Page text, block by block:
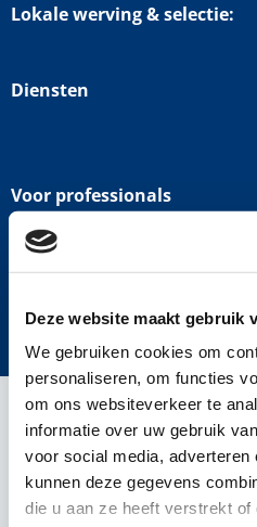
Deze website maakt gebruik
We gebruiken cookies om
personaliseren, om functies
om ons websiteverkeer te
informatie over uw gebruik
voor social media, adverteren
kunnen deze gegevens
die u aan ze heeft verstrekt
Lokale werving & selectie:
Diensten
Voor professionals
Snelle navigatie
©2024 ICT Career werving
Cookies
Privacy policy